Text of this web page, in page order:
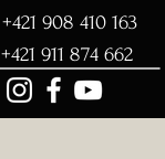
+421 908 410 163
+421 911 874 662